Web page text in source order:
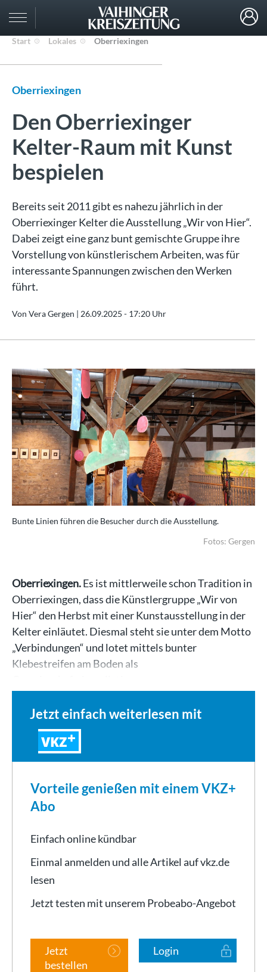
Start Lokales Oberriexingen
Oberriexingen
Den Oberriexinger
Kelter-Raum mit Kunst
bespielen
Bereits seit 2011 gibt es nahezu jährlich in der
Oberriexinger Kelter die Ausstellung „Wir von Hier“.
Dabei zeigt eine ganz bunt gemischte Gruppe ihre
Vorstellung von künstlerischem Arbeiten, was für
interessante Spannungen zwischen den Werken
führt.
Von Vera Gergen | 26.09.2025 - 17:20 Uhr
Bunte Linien führen die Besucher durch die Ausstellung.
Fotos: Gergen
Oberriexingen.Es ist mittlerweile schon Tradition in
Oberriexingen, dass die Künstlergruppe „Wir von
Hier“ den Herbst mit einer Kunstausstellung in der
Kelter einläutet. Diesmal steht sie unter dem Motto
„Verbindungen“ und lotet mittels bunter
Klebestreifen am Boden als
Jetzt einfach weiterlesen mit
VKZ
Vorteile genießen mit einem VKZ+
Abo
Einfach online kündbar
Einmal anmelden und alle Artikel auf vkz.de
lesen
Jetzt testen mit unserem Probeabo-Angebot
Jetzt
bestellen
Login